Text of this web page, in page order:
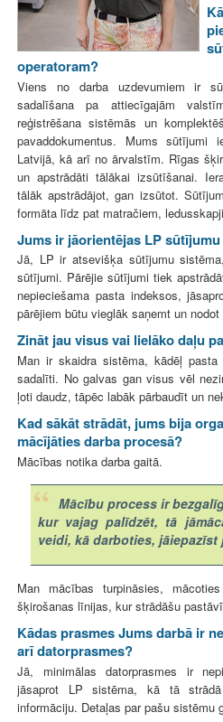
operatoram?
Viens no darba uzdevumiem ir
sadalīšana pa attiecīgajām
reģistrēšana sistēmās un
pavaddokumentus. Mums
Latvijā, kā arī no ārvalstīm. Rīgas
un apstrādāti tālākai izsūtīšanai.
tālāk apstrādājot, gan izsūtot.
formāta līdz pat matračiem,
Jums ir jāorientējas LP
Jā, LP ir atsevišķa sūtījumu
sūtījumi. Pārējie sūtījumi tiek
nepieciešama pasta indeksos,
pārējiem būtu vieglāk saņemt un nodot
Zināt jau visus vai lielāko daļu
Man ir skaidra sistēma, kādēļ
sadalīti. No galvas gan visus vēl
ļoti daudz, tāpēc labāk pārbaudīt un
Kad sākāt strādāt, jums bija
mācījāties darba procesā?
Mācības notika darba gaitā.
Mācību process ir
kur vajag palīdzēt, tā
veidi, kā darboties, jāiepazīst
Man mācības turpināsies,
šķirošanas līnijas, kur strādāšu
Kādas prasmes Jums darbā ir
arī datorprasmes?
Jā, minimālas datorprasmes ir
jāsaprot LP sistēma, kā tā
informāciju. Detaļas par pašu sistēmu